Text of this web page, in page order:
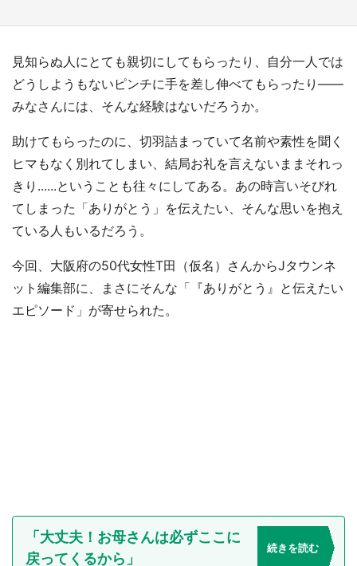
見知らぬ人にとても親切にしてもらったり、自分一人では
どうしようもないピンチに手を差し伸べてもらったり――
みなさんには、そんな経験はないだろうか。
助けてもらったのに、切羽詰まっていて名前や素性を聞く
ヒマもなく別れてしまい、結局お礼を言えないままそれっ
きり......ということも往々にしてある。あの時言いそびれ
てしまった「ありがとう」を伝えたい、そんな思いを抱え
ている人もいるだろう。
今回、大阪府の50代女性T田（仮名）さんからJタウンネ
ット編集部に、まさにそんな「『ありがとう』と伝えたい
エピソード」が寄せられた。
「大丈夫！お母さんは必ずここに
戻ってくるから」
続きを読む